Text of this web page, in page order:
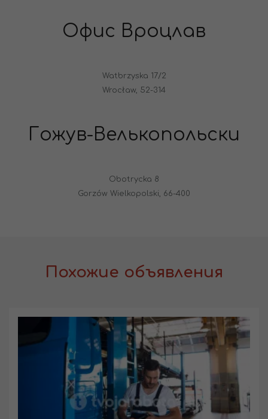
Офис Вроцлав
Watbrzyska 17/2
Wrocław, 52-314
Гожув-Велькопольски
Obotrycka 8
Gorzów Wielkopolski, 66-400
Похожие объявления